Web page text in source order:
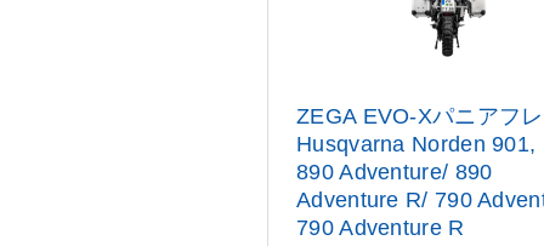
ZEGA EVO-Xパニアフ
Husqvarna Norden 901,
890 Adventure/ 890
Adventure R/ 790
790 Adventure R